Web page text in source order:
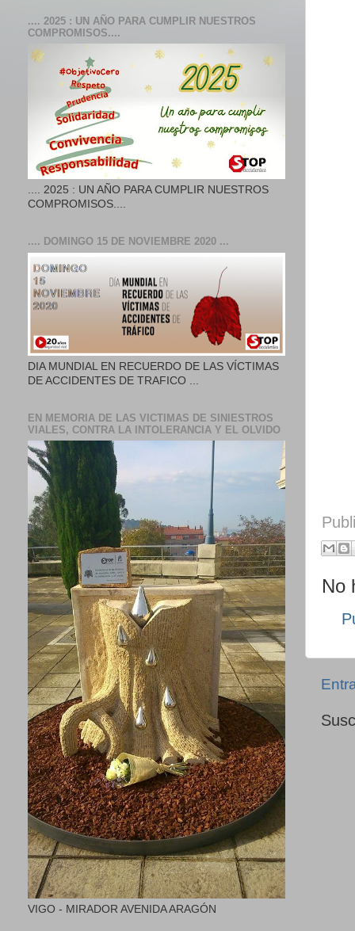
No
.... 2025 : UN AÑO PARA CUMPLIR NUESTROS
COMPROMISOS....
.... 2025 : UN AÑO PARA CUMPLIR NUESTROS
COMPROMISOS....
.... DOMINGO 15 DE NOVIEMBRE 2020 ...
DIA MUNDIAL EN RECUERDO DE LAS VÍCTIMAS
DE ACCIDENTES DE TRAFICO ...
EN MEMORIA DE LAS VICTIMAS DE SINIESTROS
VIALES, CONTRA LA INTOLERANCIA Y EL OLVIDO
VIGO - MIRADOR AVENIDA ARAGÓN